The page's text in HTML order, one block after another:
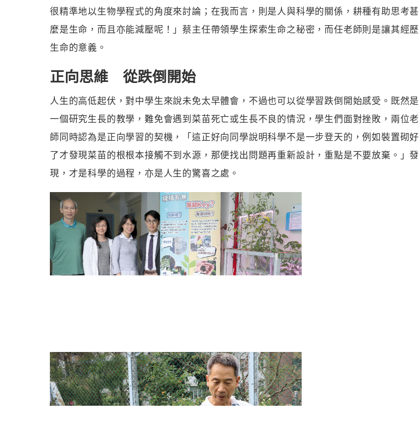
很精準地以生物學程式的角度來討論；在我而言，則是人與科學的關係，耕種有助思考甚
麼是生命，而且亦能減壓呢！」蔡主任帶領學生探索生命之秘密，而任老師則是讓其經歷
生命的意義。
正向思維 從跌倒開始
人生的高低起伏，對中學生來說未免太早體會，不過也可以從學習跌倒開始感受。既然是
一個研究生長的教學，難免會遇到菜苗死亡或生長不良的情況，學生們面對挫敗，兩位老
師同時認為是正向學習的契機，「這正好向同學說明科學不是一步登天的，例如裝置砌好
了才發現菜苗的根根本接觸不到水源，那便找出問題再重新設計，重點是不要放棄。」發
現，才是科學的過程，亦是人生的驚喜之處。